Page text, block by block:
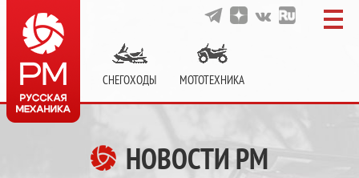
СНЕГОХОДЫ МОТОТЕХНИКА
НОВОСТИ РМ